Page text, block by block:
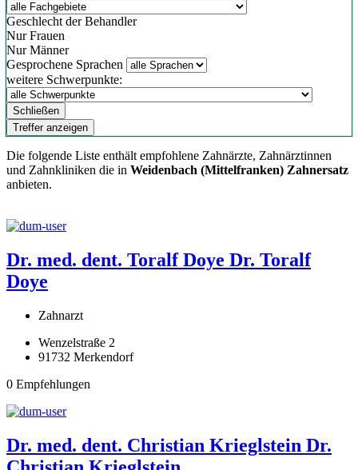
Geschlecht der Behandler
Nur Frauen
Nur Männer
Gesprochene Sprachen
weitere Schwerpunkte:
Schließen
Treffer anzeigen
Die folgende Liste enthält empfohlene Zahnärzte, Zahnärztinnen
und Zahnkliniken die in Weidenbach (Mittelfranken) Zahnersatz
anbieten.
Dr. med. dent. Toralf Doye Dr. Toralf
Doye
Zahnarzt
Wenzelstraße 2
91732 Merkendorf
0 Empfehlungen
Dr. med. dent. Christian Krieglstein Dr.